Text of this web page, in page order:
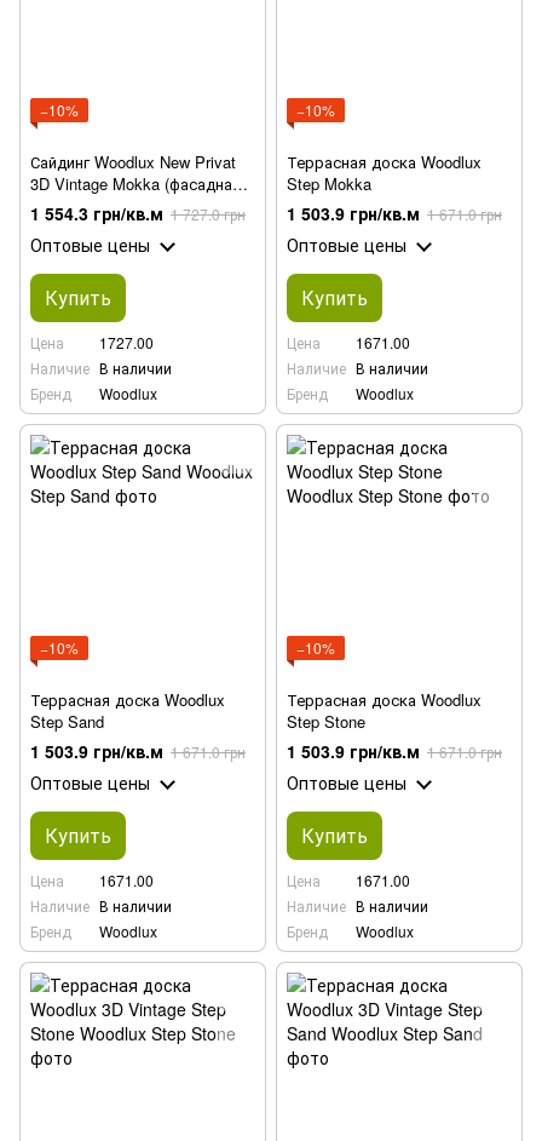
−10%
Сайдинг Woodlux New Privat
3D Vintage Mokka (фасадная
доска)
1 554.3 грн/кв.м 1 727.0 грн
Оптовые цены
Купить
Цена
1727.00
Наличие В наличии
Бренд
Woodlux
−10%
Террасная доска Woodlux
Step Mokka
1 503.9 грн/кв.м 1 671.0 грн
Оптовые цены
Купить
Цена
1671.00
Наличие В наличии
Бренд
Woodlux
−10%
Террасная доска Woodlux
Step Sand
1 503.9 грн/кв.м 1 671.0 грн
Оптовые цены
Купить
Цена
1671.00
Наличие В наличии
Бренд
Woodlux
−10%
Террасная доска Woodlux
Step Stone
1 503.9 грн/кв.м 1 671.0 грн
Оптовые цены
Купить
Цена
1671.00
Наличие В наличии
Бренд
Woodlux